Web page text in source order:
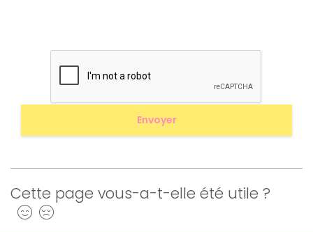
Cette page vous-a-t-elle été utile ?
Oui